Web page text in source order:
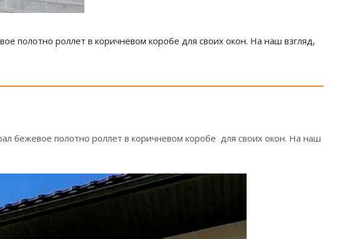
полотно роллет в коричневом коробе для своих окон. На наш взгляд,
бежевое полотно роллет в коричневом коробе для своих окон. На наш